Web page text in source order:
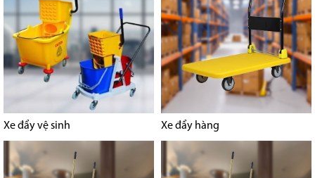
Xe đẩy vệ sinh Xe đẩy hàng